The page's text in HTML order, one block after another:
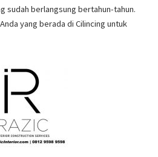
sudah berlangsung bertahun-tahun.
yang berada di Cilincing untuk